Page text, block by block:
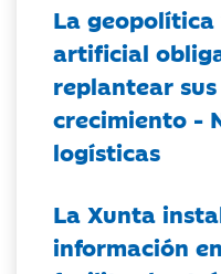
La
artificial
replantear
crecimiento -
logísticas
La Xunta
información